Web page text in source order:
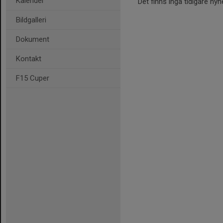
Bildgalleri
Dokument
Kontakt
F15 Cuper